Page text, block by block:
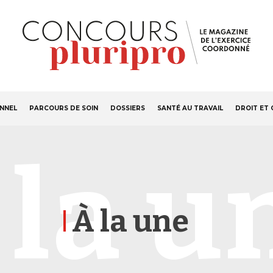
S'ABONNER
principale
PARCOURS DE SOIN DOSSIERS SANTÉ AU TRAVAIL DROIT ET
À la une
la